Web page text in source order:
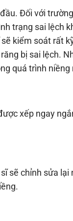
Đối với
trạng sai lệch
kiểm soát rất
bị sai lệch.
quá trình niềng
xếp ngay
sẽ chỉnh sửa lại